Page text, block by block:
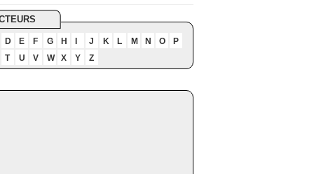
D E F G H J K L M N O
P
T
U V W X Y Z